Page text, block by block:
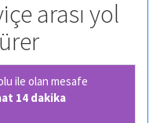
arası yol
ile olan mesafe
14 dakika